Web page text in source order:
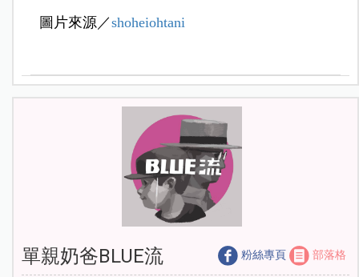
圖片來源／shoheiohtani
單親奶爸BLUE流 粉絲專頁 部落格